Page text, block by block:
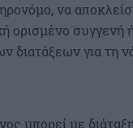
να
ορισμένο συγγενή
διατάξεων για τη
μπορεί με